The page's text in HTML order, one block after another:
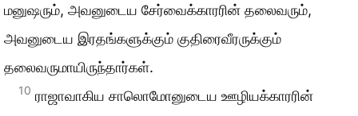
மனுஷரும், அவனுடைய சேர்வைக்காரரின் தலைவரும்,
அவனுடைய இரதங்களுக்கும் குதிரைவீரருக்கும்
தலைவருமாயிருந்தார்கள்.
10 ராஜாவாகிய சாலொமோனுடைய ஊழியக்காரரின்